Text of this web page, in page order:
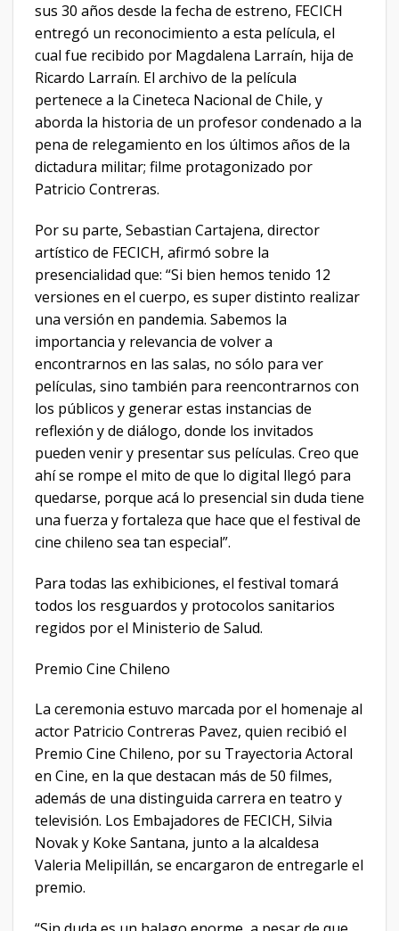
sus 30 años desde la fecha de estreno, FECICH
entregó un reconocimiento a esta película, el
cual fue recibido por Magdalena Larraín, hija de
Ricardo Larraín. El archivo de la película
pertenece a la Cineteca Nacional de Chile, y
aborda la historia de un profesor condenado a la
pena de relegamiento en los últimos años de la
dictadura militar; filme protagonizado por
Patricio Contreras.
Por su parte, Sebastian Cartajena, director
artístico de FECICH, afirmó sobre la
presencialidad que: “Si bien hemos tenido 12
versiones en el cuerpo, es super distinto realizar
una versión en pandemia. Sabemos la
importancia y relevancia de volver a
encontrarnos en las salas, no sólo para ver
películas, sino también para reencontrarnos con
los públicos y generar estas instancias de
reflexión y de diálogo, donde los invitados
pueden venir y presentar sus películas. Creo que
ahí se rompe el mito de que lo digital llegó para
quedarse, porque acá lo presencial sin duda tiene
una fuerza y fortaleza que hace que el festival de
cine chileno sea tan especial”.
Para todas las exhibiciones, el festival tomará
todos los resguardos y protocolos sanitarios
regidos por el Ministerio de Salud.
Premio Cine Chileno
La ceremonia estuvo marcada por el homenaje al
actor Patricio Contreras Pavez, quien recibió el
Premio Cine Chileno, por su Trayectoria Actoral
en Cine, en la que destacan más de 50 filmes,
además de una distinguida carrera en teatro y
televisión. Los Embajadores de FECICH, Silvia
Novak y Koke Santana, junto a la alcaldesa
Valeria Melipillán, se encargaron de entregarle el
premio.